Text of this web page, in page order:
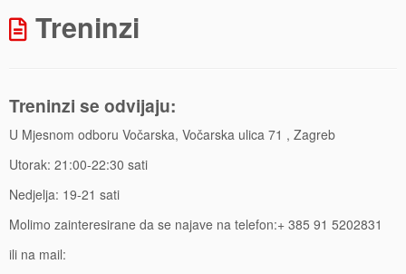
Treninzi
Treninzi se odvijaju:
U Mjesnom odboru Vočarska, Vočarska ulica 71 , Zagreb
Utorak: 21:00-22:30 sati
Nedjelja: 19-21 sati
Molimo zainteresirane da se najave na telefon:+ 385 91 5202831
ili na mail: